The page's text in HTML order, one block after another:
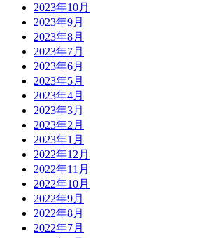
2023年10月
2023年9月
2023年8月
2023年7月
2023年6月
2023年5月
2023年4月
2023年3月
2023年2月
2023年1月
2022年12月
2022年11月
2022年10月
2022年9月
2022年8月
2022年7月